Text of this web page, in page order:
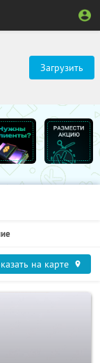
Загрузить
на карте